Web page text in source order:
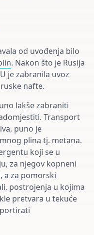
od uvođenja bilo
. Nakon što je Rusija
je zabranila uvoz
nafte.
lakše zabraniti
Transport
puno je
plina tj. metana.
koji se u
za njegov kopneni
za pomorski
postrojenja u kojima
pretvara u tekuće